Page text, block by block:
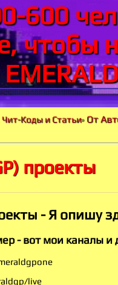
600
чтобы
Коды и Статьи» От
проекты
- Я опишу
- вот мои каналы и
live